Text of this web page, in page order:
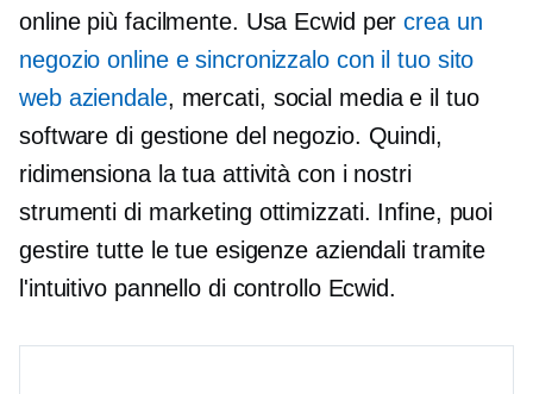
online più facilmente. Usa Ecwid percrea un
negozio online e sincronizzalo con il tuo sito
web aziendale, mercati, social media e il tuo
software di gestione del negozio. Quindi,
ridimensiona la tua attività con i nostri
strumenti di marketing ottimizzati. Infine, puoi
gestire tutte le tue esigenze aziendali tramite
l'intuitivo pannello di controllo Ecwid.